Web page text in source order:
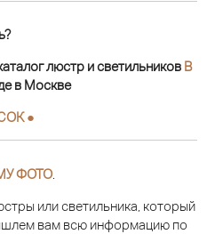
люстр и светильников В
в Москве
●
ФОТО
или светильника, который
вам всю информацию по